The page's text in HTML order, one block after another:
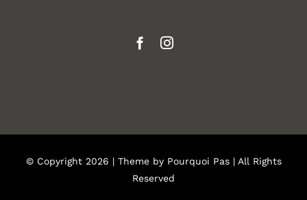
© Copyright 2026 | Theme by Pourquoi Pas| All Rights
Reserved